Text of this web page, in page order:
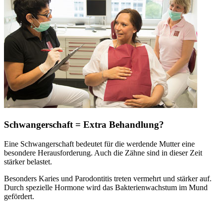
Schwangerschaft = Extra Behandlung?
Eine Schwangerschaft bedeutet für die werdende Mutter eine
besondere Herausforderung. Auch die Zähne sind in dieser Zeit
stärker belastet.
Besonders Karies und Parodontitis treten vermehrt und stärker auf.
Durch spezielle Hormone wird das Bakterienwachstum im Mund
gefördert.